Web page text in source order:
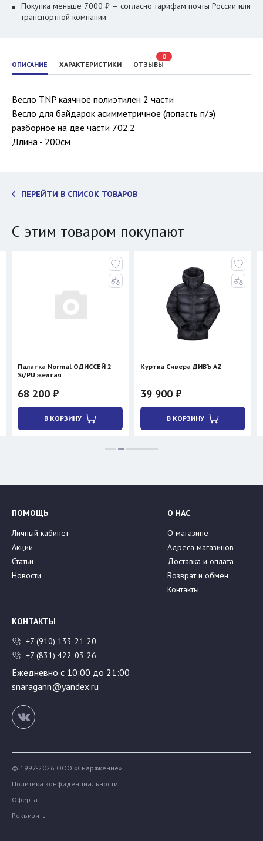
ОПИСАНИЕ ХАРАКТЕРИСТИКИ ОТЗЫВЫ
0
Весло TNP каячное полиэтилен 2 части
Весло для байдарок асимметричное (лопасть п/э)
разборное на две части 702.2
Длина - 200см
ПЕРЕЙТИ В СПИСОК ТОВАРОВ
Покупка меньше 7000 ₽ — согласно тарифам почты России или
транспортной компании
С этим товаром покупают
Палатка Normal ОДИССЕЙ 2
Si/PU желтая
68 200 ₽
В КОРЗИНУ
Куртка Сивера ДИВЪ AZ
39 900 ₽
В КОРЗИНУ
ПОМОЩЬ
Личный кабинет
Акции
Статьи
Новости
О НАС
О магазине
Адреса магазинов
Доставка и оплата
Возврат и обмен
Контакты
КОНТАКТЫ
+7 (910) 133-21-20
+7 (831) 422-03-26
Ежедневно с 10:00 до 21:00
snaragann@yandex.ru
© 1997-2026 ООО «Снаряжение»
Политика конфиденциальности
Оферта
Реквизиты